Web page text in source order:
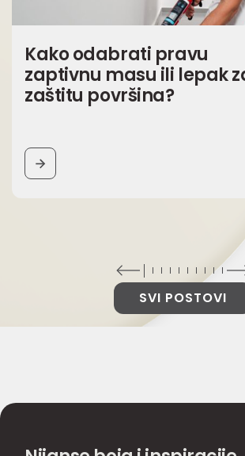
Kako odabrati pravu
zaptivnu masu ili lepak
zaštitu površina?
BUTTON
SVI POSTOVI